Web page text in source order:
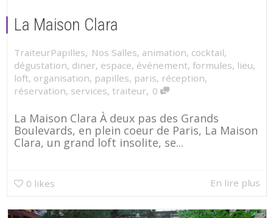
La Maison Clara
TraiteurPapilles, Nos Salles, animation, cocktail,
dégustation, diner, espace, événement, formules, lieu,
loft, organisation, papilles, paris, réception,
réservation, services, traiteur, 0
La Maison Clara À deux pas des Grands
Boulevards, en plein coeur de Paris, La Maison
Clara, un grand loft insolite, se...
0 likes En lire plus